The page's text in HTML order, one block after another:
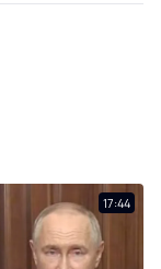
17:44